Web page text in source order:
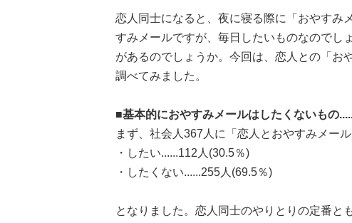
恋人同士になると、夜に寝る際に「おやすみ
すみメールですが、毎日したいものなのでし
があるのでしょうか。今回は、恋人との「お
調べてみました。
■基本的におやすみメールはしたくないもの
まず、社会人367人に「恋人とおやすみメー
・したい......112人(30.5％)
・したくない......255人(69.5％)
となりました。恋人同士のやりとりの定番と